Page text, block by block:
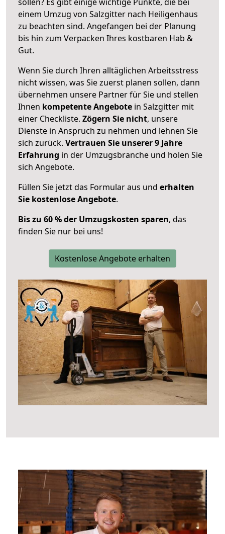
einem Umzug von Salzgitter nach Heiligenhaus
zu beachten sind. Angefangen bei der Planung
bis hin zum Verpacken Ihres kostbaren Hab &
Gut.
Wenn Sie durch Ihren alltäglichen Arbeitsstress
nicht wissen, was Sie zuerst planen sollen, dann
übernehmen unsere Partner für Sie und stellen
Ihnen kompetente Angebote in Salzgitter mit
einer Checkliste. Zögern Sie nicht, unsere
Dienste in Anspruch zu nehmen und lehnen Sie
sich zurück. Vertrauen Sie unserer 9 Jahre
Erfahrung in der Umzugsbranche und holen Sie
sich Angebote.
Füllen Sie jetzt das Formular aus und erhalten
Sie kostenlose Angebote.
Bis zu 60 % der Umzugskosten sparen, das
finden Sie nur bei uns!
Kostenlose Angebote erhalten